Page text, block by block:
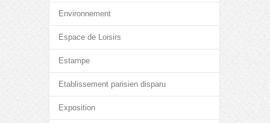
Environnement
Espace de Loisirs
Estampe
Etablissement parisien disparu
Exposition